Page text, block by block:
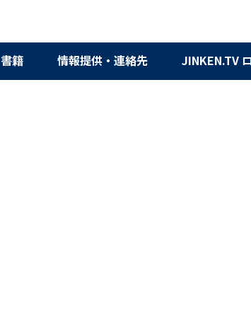
書籍 情報提供・連絡先 JINKEN.TV